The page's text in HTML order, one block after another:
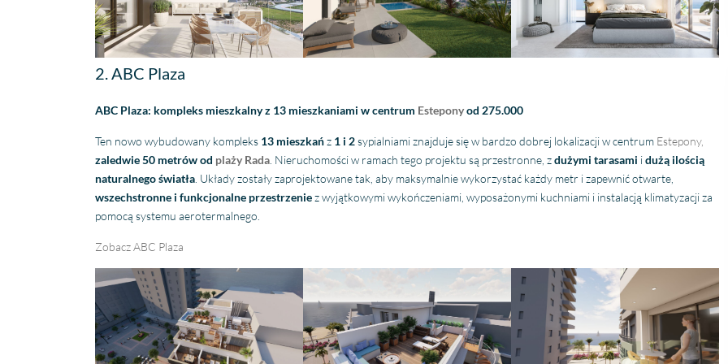
2. ABC Plaza
ABC Plaza: kompleks mieszkalny z 13 mieszkaniami w centrum Esteponyod 275.000
Ten nowo wybudowany kompleks 13 mieszkańz 1 i 2sypialniami znajduje się w bardzo dobrej lokalizacji w centrum Estepony,
zaledwie 50 metrów od plażyRada . Nieruchomości w ramach tego projektu są przestronne, zdużymi tarasami idużą ilością
naturalnego światła . Układy zostały zaprojektowane tak, aby maksymalnie wykorzystać każdy metr i zapewnić otwarte,
wszechstronne i funkcjonalne przestrzeniez wyjątkowymi wykończeniami, wyposażonymi kuchniami i instalacją klimatyzacji za
pomocą systemu aerotermalnego.
Zobacz ABC Plaza
Zelfs toen ik niet in Spanje
was, verliep de
communicatie
probleemloos. Alles verliep
heeft alle vertrouwen meer
dan waar gemaakt. Na de
aankoop het hele proces
samen met Niels
ons. Ik kan IIS aan iedereen
klant behandeld wilt
worden.
bijgestaan! Ik beveel dit
kantoor aan.